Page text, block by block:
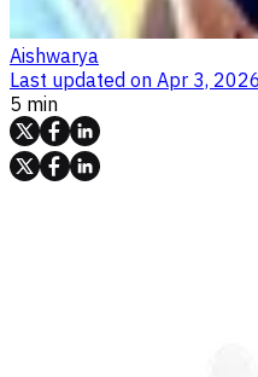
Aishwarya
Last updated on Apr 3, 2026
5 min